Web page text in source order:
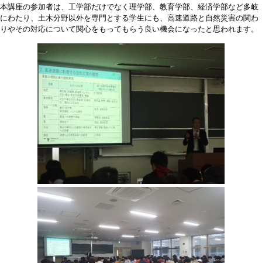
本講座の参加者は、工学部だけでなく理学部、教育学部、経済学部など多岐
にわたり、土木分野以外を専門とする学生にも、高速道路と自然災害の関わ
りやその対応について関心をもってもらう良い機会になったと思われます。